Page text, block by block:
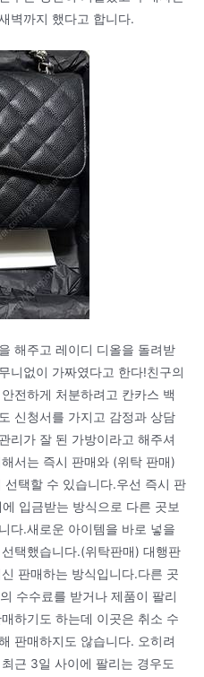
벽까지 했다고 합니다.
해주고 레이디 디올을 돌려받
니없이 가짜였다고 한다!친구의
전하게 처분하려고 칸카스 백
신청서를 가지고 감정과 상담
리가 잘 된 가방이라고 해주셔
서는 즉시 판매와 (위탁 판매)
택할 수 있습니다.우선 즉시 판
입금받는 방식으로 다른 곳보
다.새로운 아이템을 바로 넣을
택했습니다.(위탁판매) 대행판
판매하는 방식입니다.다른 곳
수수료를 받거나 제품이 팔리
하기도 하는데 이곳은 취소 수
판매하지도 않습니다. 오히려
근 3일 사이에 팔리는 경우도